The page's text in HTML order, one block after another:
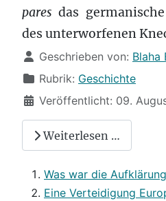
pares das
des unterworfenen
DetailsGeschrieben von: Blaha
Rubrik: Geschichte
Veröffentlicht: 09.
Weiterlesen …
Was war die
Eine Verteidigung